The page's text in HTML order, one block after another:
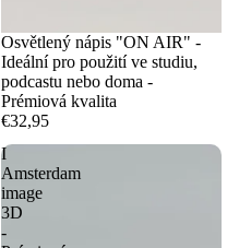
Osvětlený nápis "ON AIR" -
Ideální pro použití ve studiu,
podcastu nebo doma -
Prémiová kvalita
€32,95
I
Amsterdam
image
3D
-